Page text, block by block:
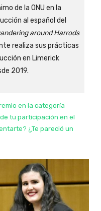
de la ONU en la
al español del
around Harrods
realiza sus prácticas
en Limerick
2019.
en la categoría
tu participación en el
¿Te pareció un